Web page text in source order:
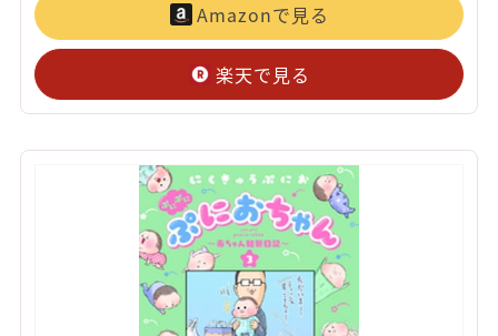
Amazonで見る
楽天で見る